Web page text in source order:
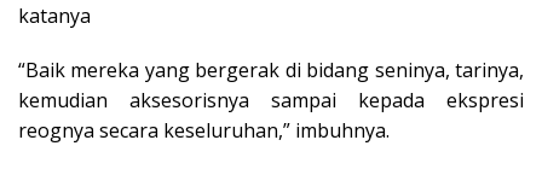
katanya
“Baik mereka yang bergerak di bidang seninya, tarinya,
kemudian aksesorisnya sampai kepada ekspresi
reognya secara keseluruhan,” imbuhnya.